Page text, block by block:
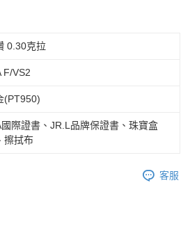
0.30克拉
F/VS2
(PT950)
際證書、JR.L品牌保證書、珠寶盒
擦拭布
客服